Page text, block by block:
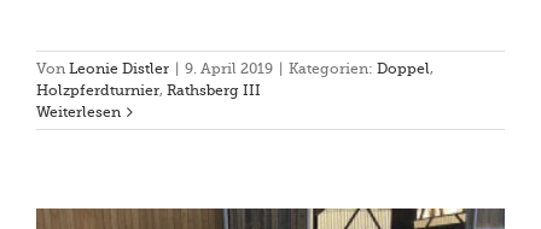
Von Leonie Distler | 9. April 2019 | Kategorien: Doppel,
Holzpferdturnier, Rathsberg III
Weiterlesen